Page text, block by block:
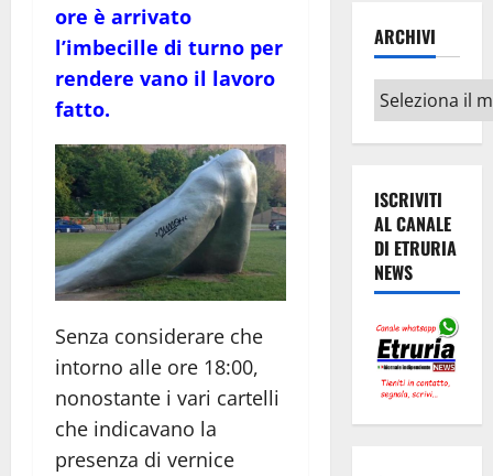
ore è arrivato
l’imbecille di turno per
rendere vano il lavoro
fatto.
Senza considerare che
intorno alle ore 18:00,
nonostante i vari cartelli
che indicavano la
presenza di vernice
ARCHIVI
Archivi
ISCRIVITI
AL CANALE
DI ETRURIA
NEWS